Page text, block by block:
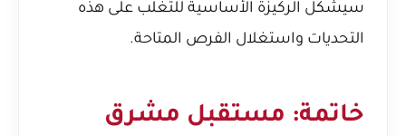
سيشكل الركيزة الأساسية للتغلب على هذه
التحديات واستغلال الفرص المتاحة.
خاتمة: مستقبل مشرق